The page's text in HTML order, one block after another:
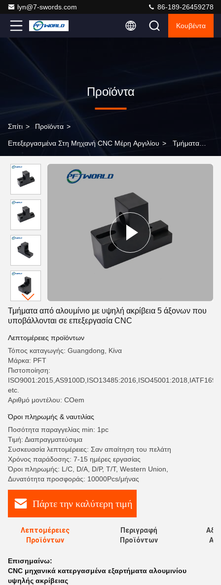
lyn@7-swords.com 86-189-26459278
Κουβέντα
Προϊόντα
Σπίτι > Προϊόντα >
Επεξεργασμένα Στη Μηχανή CNC Μέρη Αργιλίου > Τμήματα
επεξεργασία CNC
Τμήματα από αλουμίνιο με υψηλή ακρίβεια 5 άξονων που
υποβάλλονται σε επεξεργασία CNC
Λεπτομέρειες προϊόντων
Τόπος καταγωγής: Guangdong, Κίνα
Μάρκα: PFT
Πιστοποίηση:
etc.
Αριθμό μοντέλου: COem
Όροι πληρωμής & ναυτιλίας
Ποσότητα παραγγελίας min: 1pc
Τιμή: Διαπραγματεύσιμα
Συσκευασία λεπτομέρειες: Σαν απαίτηση του πελάτη
Χρόνος παράδοσης: 7-15 ημέρες εργασίας
Όροι πληρωμής: L/C, D/A, D/P, T/T, Western Union,
Δυνατότητα προσφοράς: 10000Pcs/μήνας
Πάρτε την καλύτερη τιμή
Λεπτομέρειες
Προϊόντων
Περιγραφή
Προϊόντων
Επισημαίνω:
CNC μηχανικά κατεργασμένα εξαρτήματα αλουμινίου
υψηλής ακρίβειας